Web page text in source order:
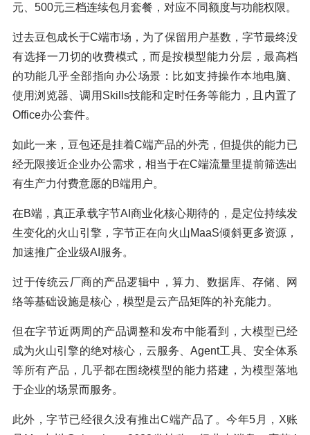
元、500元三档连续包月套餐，对应不同额度与功能权限。
过去豆包成长于C端市场，为了保留用户基数，字节最终没
有选择一刀切的收费模式，而是按模型能力分层，最高档
的功能几乎全部指向办公场景：比如支持操作本地电脑、
使用浏览器、调用Skills技能和定时任务等能力，且内置了
Office办公套件。
如此一来，豆包还是挂着C端产品的外壳，但提供的能力已
经无限接近企业办公需求，相当于在C端流量里提前筛选出
有生产力付费意愿的B端用户。
在B端，真正承载字节AI商业化核心期待的，是定位持续发
生变化的火山引擎，字节正在向火山MaaS倾斜更多资源，
加速推广企业级AI服务。
过于传统云厂商的产品逻辑中，算力、数据库、存储、网
络等基础设施是核心，模型是云产品矩阵的补充能力。
但在字节近两周的产品调整和发布中能看到，大模型已经
成为火山引擎的绝对核心，云服务、Agent工具、安全体系
等所有产品，几乎都在围绕模型的能力搭建，为模型落地
于企业的场景而服务。
此外，字节已经很久没有推出C端产品了。今年5月，X账